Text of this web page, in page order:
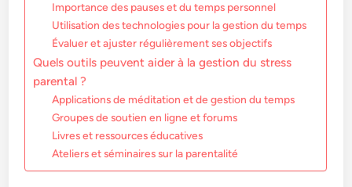
Importance des pauses et du temps personnel
Utilisation des technologies pour la gestion du temps
Évaluer et ajuster régulièrement ses objectifs
Quels outils peuvent aider à la gestion du stress
parental ?
Applications de méditation et de gestion du temps
Groupes de soutien en ligne et forums
Livres et ressources éducatives
Ateliers et séminaires sur la parentalité